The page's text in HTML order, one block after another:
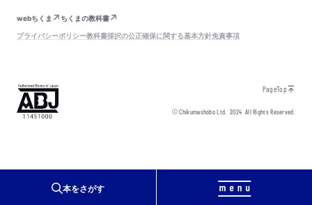
本をさがす
webちくま
ちくまの教科書
プライバシーポリシー教科書採択の公正確保に関する基本方針免責事項
PageTop
© Chikumashobo Ltd.2024 All Rights Reserved.